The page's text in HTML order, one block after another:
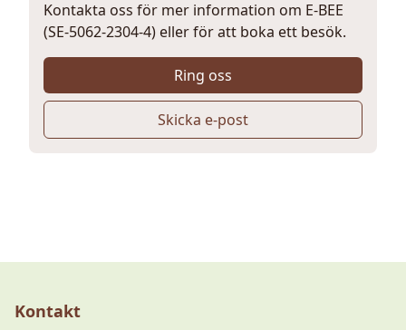
Kontakta oss för mer information om E-BEE
(SE-5062-2304-4) eller för att boka ett besök.
Ring oss
Skicka e-post
Kontakt